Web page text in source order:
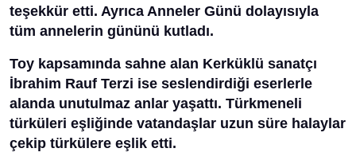
teşekkür etti. Ayrıca Anneler Günü dolayısıyla
tüm annelerin gününü kutladı.
Toy kapsamında sahne alan Kerküklü sanatçı
İbrahim Rauf Terzi ise seslendirdiği eserlerle
alanda unutulmaz anlar yaşattı. Türkmeneli
türküleri eşliğinde vatandaşlar uzun süre halaylar
çekip türkülere eşlik etti.